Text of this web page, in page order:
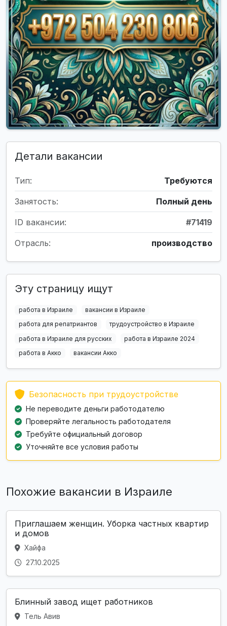
Детали вакансии
Тип: Требуются
Занятость: Полный день
ID вакансии: #71419
Отрасль: производство
Эту страницу ищут
работа в Израиле
вакансии в Израиле
работа для репатриантов
трудоустройство в Израиле
работа в Израиле для русских
работа в Израиле 2024
работа в Акко
вакансии Акко
Безопасность при трудоустройстве
Не переводите деньги работодателю
Проверяйте легальность работодателя
Требуйте официальный договор
Уточняйте все условия работы
Похожие вакансии в Израиле
Приглашаем женщин. Уборка частных квартир
и домов
Хайфа
27.10.2025
Блинный завод ищет работников
Тель Авив